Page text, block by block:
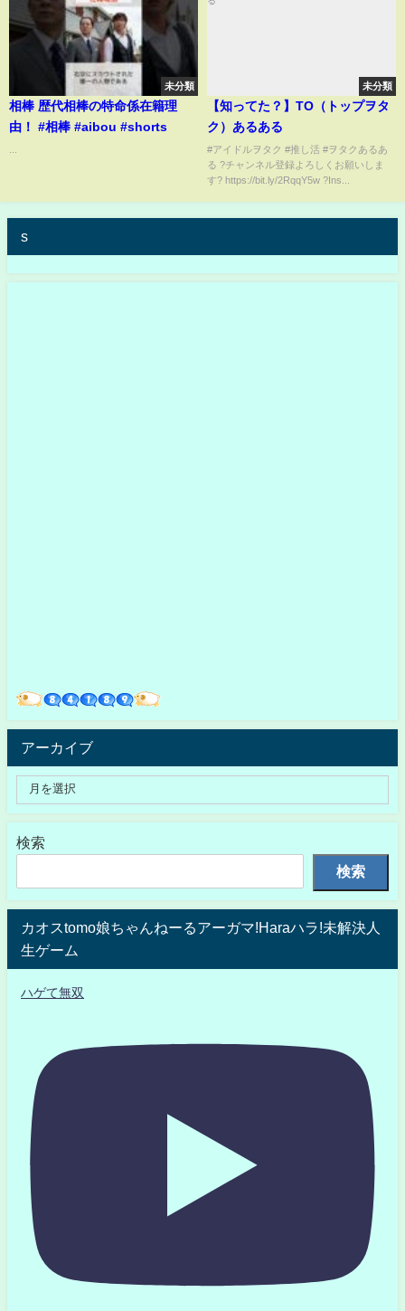
未分類
相棒 歴代相棒の特命係在籍理
由！ #相棒 #aibou #shorts
未分類
【知ってた？】TO（トップヲタ
ク）あるある
#アイドルヲタク #推し活 #ヲタクあるあ
る ?チャンネル登録よろしくお願いしま
す? https://bit.ly/2RqqY5w ?Ins...
s
アーカイブ
検索
検索
カオスtomo娘ちゃんねーるアーガマ!Haraハラ!未解決人
生ゲーム
ハゲて無双